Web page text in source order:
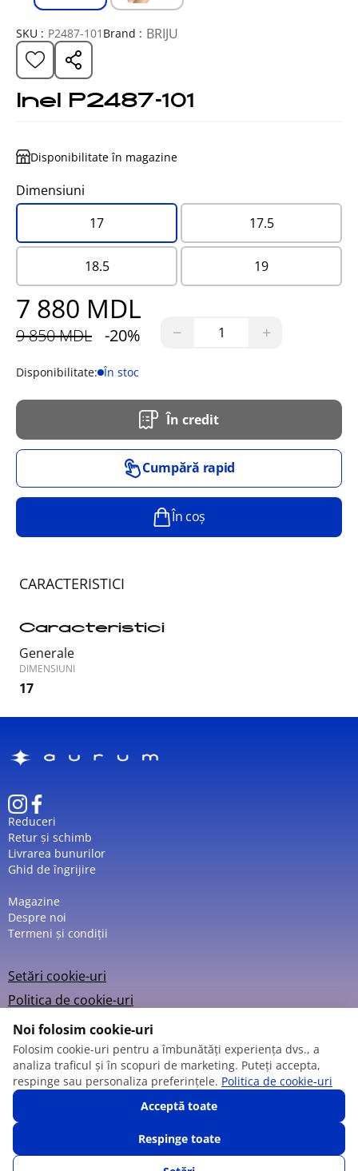
SKU : P2487-101 Brand : BRIJU
Inel P2487-101
Disponibilitate în magazine
Dimensiuni
17
17.5
18.5 19
7 880 MDL
9 850 MDL -20% − +
Disponibilitate: În stoc
În credit
Cumpără rapid
În coș
CARACTERISTICI
Caracteristici
Generale
DIMENSIUNI
17
Reduceri
Retur și schimb
Livrarea bunurilor
Ghid de îngrijire
Magazine
Despre noi
Termeni și condiții
Setări cookie-uri
Politica de cookie-uri
© 2013 – 2026
Noi folosim cookie-uri
Folosim cookie-uri pentru a îmbunătăți experiența dvs., a
analiza traficul și în scopuri de marketing. Puteți accepta,
respinge sau personaliza preferințele. Politica de cookie-uri
Acceptă toate
Respinge toate